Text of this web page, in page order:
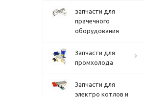
запчасти для
прачечного
оборудования
Запчасти для
промхолода
Запчасти для
электро котлов и